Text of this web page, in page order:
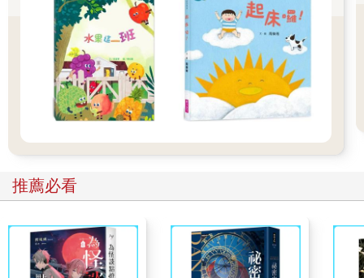
生人，一個頭髮烏黑、臉色蒼白、十幾歲的男孩。但村裡其他的
人全都沒看過這樣的男孩，警察早就確信，這全是法蘭克信口胡
然而，就在一切全都顯示出法蘭克涉有重嫌時，瑞斗一家的驗屍
報告送到了警局，情況立刻有了一百八十度大轉變。
警察從來沒看過這麼古怪的驗屍報告。一群法醫仔細檢驗過這三
具屍體，共同做出一個結論：瑞斗一家人全身上下完全看不出有
中毒、窒息，或是遭受刺傷、槍擊、勒殺的痕跡，甚至根本就
（就他們所能辨識出的證據判斷）找不到一個傷口。事實上，這
亡之外，瑞斗一家三口簡直可說是健康得不得了。醫生們特別註
明（好像是下定決心非得在屍體上找出個不對勁的地方不可），
瑞斗家每個人臉上都帶著驚恐的表情──但就像那名灰心失望的警
察所說的，有誰聽過三個人一起被活活給嚇死的？
既然無法證明瑞斗一家是被謀殺的，警方不得不釋放法蘭克。瑞
推薦必看